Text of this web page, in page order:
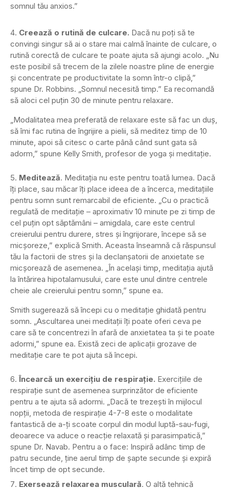
somnul tău anxios.”
Creează o rutină de culcare. Dacă nu poți să te
convingi singur să ai o stare mai calmă înainte de culcare, o
rutină corectă de culcare te poate ajuta să ajungi acolo. „Nu
este posibil să trecem de la zilele noastre pline de energie
și concentrate pe productivitate la somn într-o clipă,”
spune Dr. Robbins. „Somnul necesită timp.” Ea recomandă
să aloci cel puțin 30 de minute pentru relaxare.
„Modalitatea mea preferată de relaxare este să fac un duș,
să îmi fac rutina de îngrijire a pielii, să meditez timp de 10
minute, apoi să citesc o carte până când sunt gata să
adorm,” spune Kelly Smith, profesor de yoga și meditație.
Meditează. Meditația nu este pentru toată lumea. Dacă
îți place, sau măcar îți place ideea de a încerca, meditațiile
pentru somn sunt remarcabil de eficiente. „Cu o practică
regulată de meditație – aproximativ 10 minute pe zi timp de
cel puțin opt săptămâni – amigdala, care este centrul
creierului pentru durere, stres și îngrijorare, începe să se
micșoreze,” explică Smith. Aceasta înseamnă că răspunsul
tău la factorii de stres și la declanșatorii de anxietate se
micșorează de asemenea. „În același timp, meditația ajută
la întărirea hipotalamusului, care este unul dintre centrele
cheie ale creierului pentru somn,” spune ea.
Smith sugerează să începi cu o meditație ghidată pentru
somn. „Ascultarea unei meditații îți poate oferi ceva pe
care să te concentrezi în afară de anxietatea ta și te poate
adormi,” spune ea. Există zeci de aplicații grozave de
meditație care te pot ajuta să începi.
Încearcă un exercițiu de respirație. Exercițiile de
respirație sunt de asemenea surprinzător de eficiente
pentru a te ajuta să adormi. „Dacă te trezești în mijlocul
nopții, metoda de respirație 4-7-8 este o modalitate
fantastică de a-ți scoate corpul din modul luptă-sau-fugi,
deoarece va aduce o reacție relaxată și parasimpatică,”
spune Dr. Navab. Pentru a o face: Inspiră adânc timp de
patru secunde, ține aerul timp de șapte secunde și expiră
încet timp de opt secunde.
Exersează relaxarea musculară. O altă tehnică